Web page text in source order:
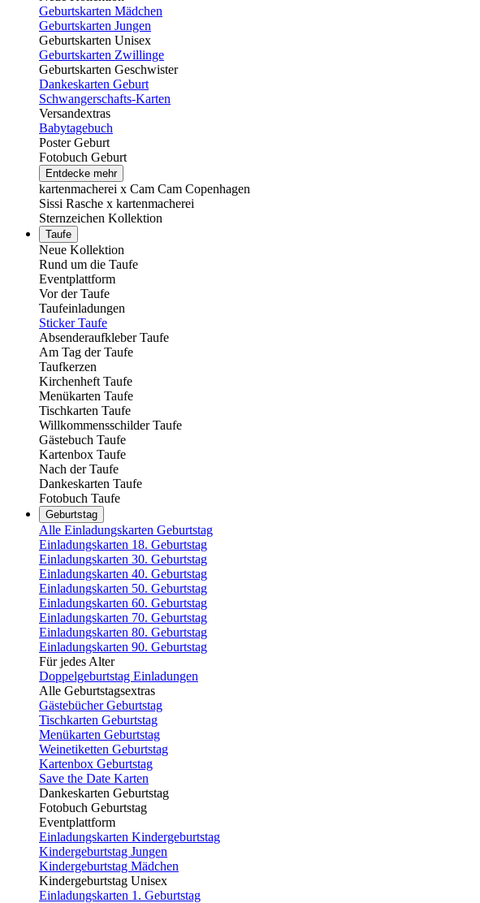
Geburtskarten Mädchen
Geburtskarten Jungen
Geburtskarten Unisex
Geburtskarten Zwillinge
Geburtskarten Geschwister
Dankeskarten Geburt
Schwangerschafts-Karten
Versandextras
Babytagebuch
Poster Geburt
Fotobuch Geburt
Entdecke mehr
kartenmacherei x Cam Cam Copenhagen
Sissi Rasche x kartenmacherei
Sternzeichen Kollektion
Taufe
Neue Kollektion
Rund um die Taufe
Eventplattform
Vor der Taufe
Taufeinladungen
Sticker Taufe
Absenderaufkleber Taufe
Am Tag der Taufe
Taufkerzen
Kirchenheft Taufe
Menükarten Taufe
Tischkarten Taufe
Willkommensschilder Taufe
Gästebuch Taufe
Kartenbox Taufe
Nach der Taufe
Dankeskarten Taufe
Fotobuch Taufe
Geburtstag
Alle Einladungskarten Geburtstag
Einladungskarten 18. Geburtstag
Einladungskarten 30. Geburtstag
Einladungskarten 40. Geburtstag
Einladungskarten 50. Geburtstag
Einladungskarten 60. Geburtstag
Einladungskarten 70. Geburtstag
Einladungskarten 80. Geburtstag
Einladungskarten 90. Geburtstag
Für jedes Alter
Doppelgeburtstag Einladungen
Alle Geburtstagsextras
Gästebücher Geburtstag
Tischkarten Geburtstag
Menükarten Geburtstag
Weinetiketten Geburtstag
Kartenbox Geburtstag
Save the Date Karten
Dankeskarten Geburtstag
Fotobuch Geburtstag
Eventplattform
Einladungskarten Kindergeburtstag
Kindergeburtstag Jungen
Kindergeburtstag Mädchen
Kindergeburtstag Unisex
Einladungskarten 1. Geburtstag